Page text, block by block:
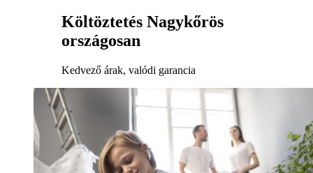
Költöztetés Nagykőrös
országosan
Kedvező árak, valódi garancia